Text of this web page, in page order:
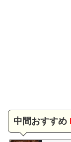
中間おすすめ